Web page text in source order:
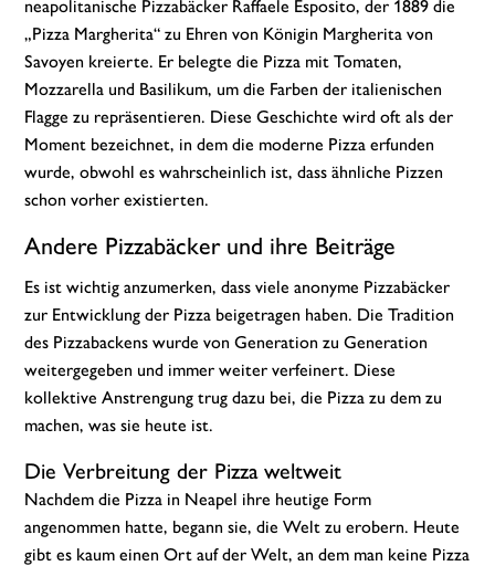
neapolitanische Pizzabäcker Raffaele Esposito, der 1889 die
„Pizza Margherita“ zu Ehren von Königin Margherita von
Savoyen kreierte. Er belegte die Pizza mit Tomaten,
Mozzarella und Basilikum, um die Farben der italienischen
Flagge zu repräsentieren. Diese Geschichte wird oft als der
Moment bezeichnet, in dem die moderne Pizza erfunden
wurde, obwohl es wahrscheinlich ist, dass ähnliche Pizzen
schon vorher existierten.
Andere Pizzabäcker und ihre Beiträge
Es ist wichtig anzumerken, dass viele anonyme Pizzabäcker
zur Entwicklung der Pizza beigetragen haben. Die Tradition
des Pizzabackens wurde von Generation zu Generation
weitergegeben und immer weiter verfeinert. Diese
kollektive Anstrengung trug dazu bei, die Pizza zu dem zu
machen, was sie heute ist.
Die Verbreitung der Pizza weltweit
Nachdem die Pizza in Neapel ihre heutige Form
angenommen hatte, begann sie, die Welt zu erobern. Heute
gibt es kaum einen Ort auf der Welt, an dem man keine Pizza